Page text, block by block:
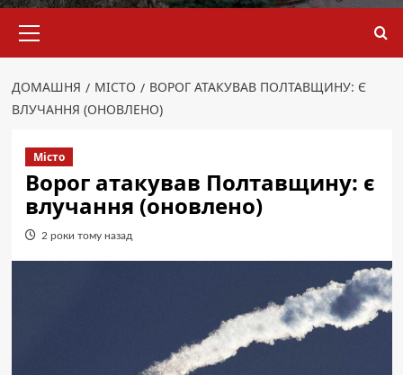
меню
ДОМАШНЯ МІСТО
ВОРОГ АТАКУВАВ ПОЛТАВЩИНУ: Є
ВЛУЧАННЯ (ОНОВЛЕНО)
Місто
Ворог атакував Полтавщину: є
влучання (оновлено)
2 роки тому назад